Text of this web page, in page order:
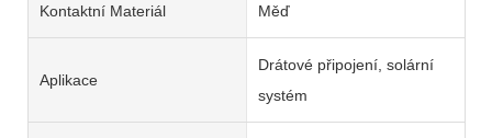
Kontaktní Materiál Měď
Aplikace
Drátové připojení, solární
systém